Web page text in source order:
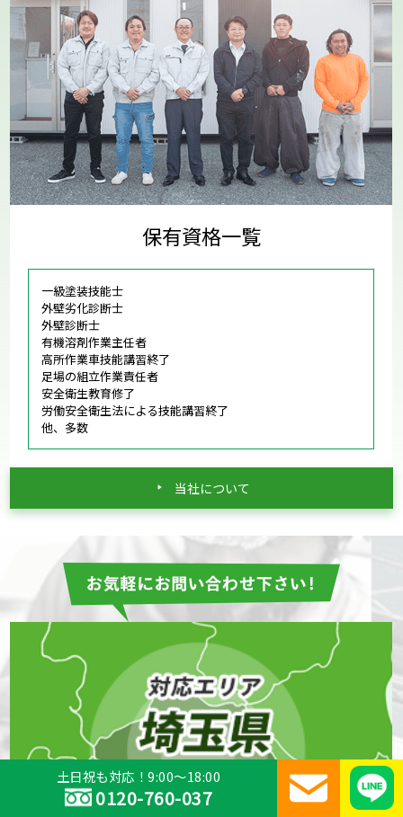
保有資格一覧
一級塗装技能士
外壁劣化診断士
外壁診断士
有機溶剤作業主任者
高所作業車技能講習終了
足場の組立作業責任者
安全衛生教育修了
労働安全衛生法による技能講習終了
他、多数
当社について
土日祝も対応！9:00～18:00
0120-760-037